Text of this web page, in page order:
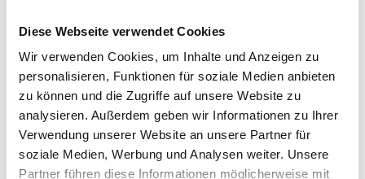
Diese Webseite verwendet Cookies
Wir verwenden Cookies, um Inhalte und Anzeigen zu
personalisieren, Funktionen für soziale Medien anbieten
zu können und die Zugriffe auf unsere Website zu
analysieren. Außerdem geben wir Informationen zu Ihrer
Verwendung unserer Website an unsere Partner für
soziale Medien, Werbung und Analysen weiter. Unsere
Partner führen diese Informationen möglicherweise mit